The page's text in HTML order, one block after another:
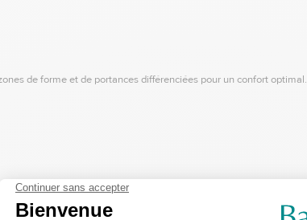
de forme et de portances différenciées pour un confort optimal.